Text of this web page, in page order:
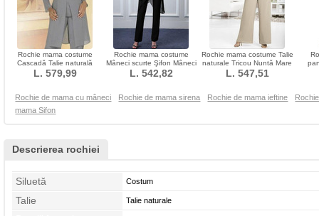
Rochie mama costume
Cascadă Talie naturală
Piaţa Marime mare
L. 579,99
Rochie mama costume
Mâneci scurte Şifon Mâneci
pierde Talie naturală
L. 542,82
Rochie mama costume Talie
naturale Tricou Nuntă Mare
acoperit
L. 547,51
Rochie de mama cu mâneci Rochie de mama sirena Rochie de mama ieftine
mama Sifon
Descrierea rochiei
Siluetă Costum
Talie Talie naturale